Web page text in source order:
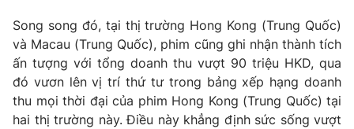
Chuyên mục khác
Emagazine Podcast
Photo Infographic
Song song đó, tại thị trường Hong Kong (Trung Quốc)
và Macau (Trung Quốc), phim cũng ghi nhận thành tích
ấn tượng với tổng doanh thu vượt 90 triệu HKD, qua
đó vươn lên vị trí thứ tư trong bảng xếp hạng doanh
thu mọi thời đại của phim Hong Kong (Trung Quốc) tại
hai thị trường này. Điều này khẳng định sức sống vượt